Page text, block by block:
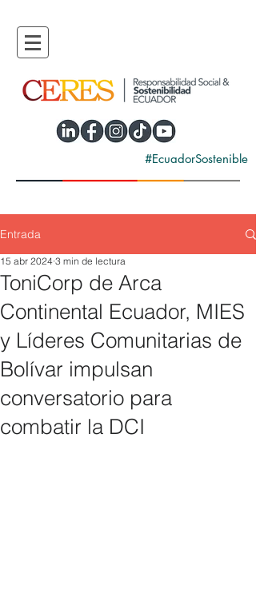
#EcuadorSostenible
Entrada
ToniCorp de Arca
Continental Ecuador, MIES
y Líderes Comunitarias de
Bolívar impulsan
conversatorio para
combatir la DCI
15 abr 2024 3 min de lectura